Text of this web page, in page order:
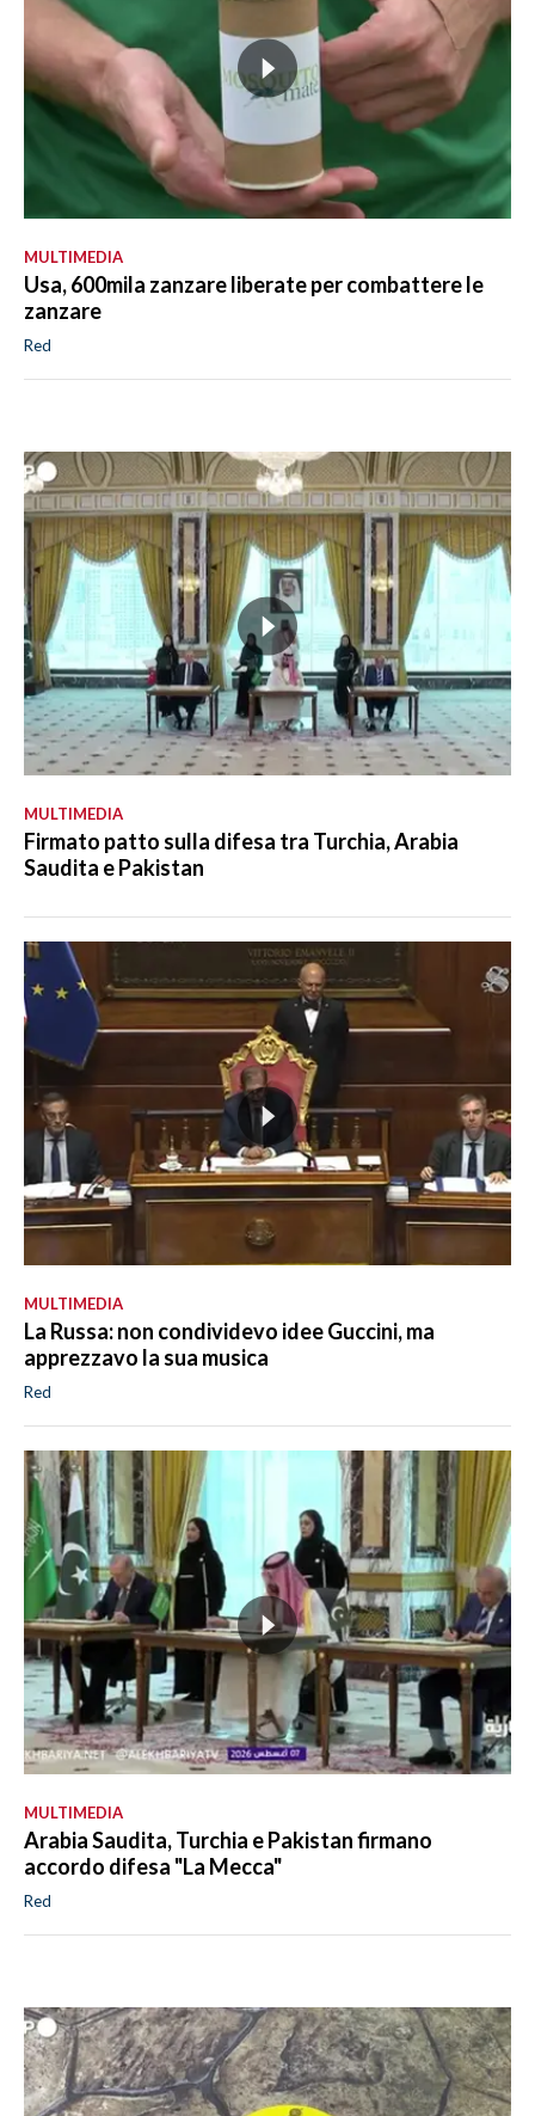
MULTIMEDIA
Usa, 600mila zanzare liberate per combattere le
zanzare
Red
MULTIMEDIA
Firmato patto sulla difesa tra Turchia, Arabia
Saudita e Pakistan
MULTIMEDIA
La Russa: non condividevo idee Guccini, ma
apprezzavo la sua musica
Red
MULTIMEDIA
Arabia Saudita, Turchia e Pakistan firmano
accordo difesa "La Mecca"
Red